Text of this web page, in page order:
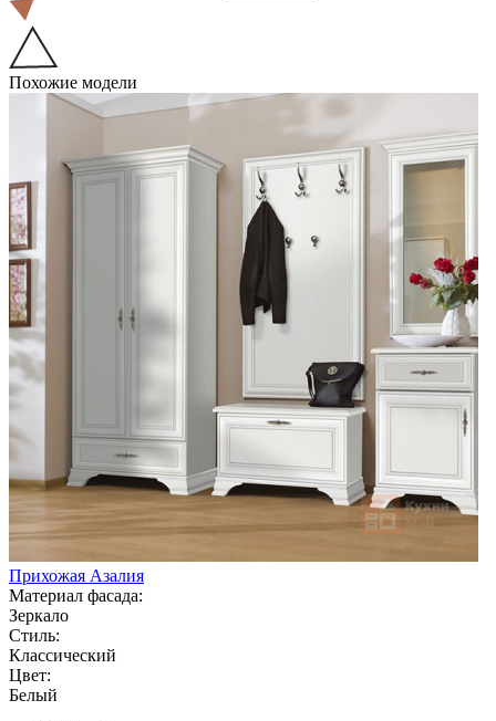
Похожие модели
Прихожая Азалия
Материал фасада:
Зеркало
Стиль:
Классический
Цвет:
Белый